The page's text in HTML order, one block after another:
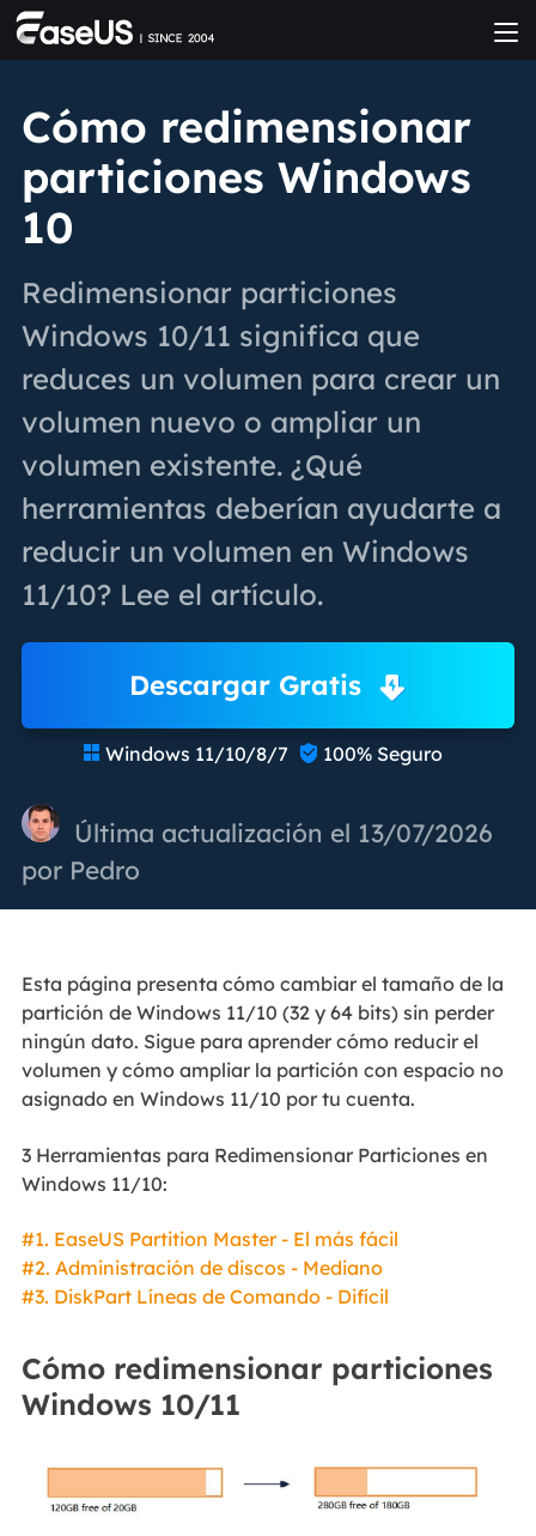
Cómo redimensionar
particiones Windows
10
Redimensionar particiones
Windows 10/11 significa que
reduces un volumen para crear un
volumen nuevo o ampliar un
volumen existente. ¿Qué
herramientas deberían ayudarte a
reducir un volumen en Windows
11/10? Lee el artículo.
Descargar Gratis
 Windows 11/10/8/7  100% Seguro
Última actualización el 13/07/2026
por Pedro
Esta página presenta cómo cambiar el tamaño de la
partición de Windows 11/10 (32 y 64 bits) sin perder
ningún dato. Sigue para aprender cómo reducir el
volumen y cómo ampliar la partición con espacio no
asignado en Windows 11/10 por tu cuenta.
3 Herramientas para Redimensionar Particiones en
Windows 11/10:
#1. EaseUS Partition Master - El más fácil
#2. Administración de discos - Mediano
#3. DiskPart Líneas de Comando - Difícil
Cómo redimensionar particiones
Windows 10/11